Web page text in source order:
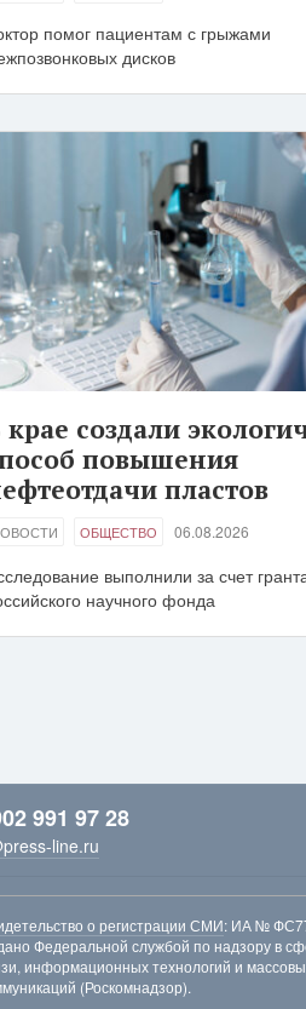
помог пациентам с грыжами
дисков
крае создали
повышения
пластов
ОБЩЕСТВО 06.08.2026
выполнили за счет
научного фонда
991 97 28
line.ru
о регистрации СМИ: ИА №
Федеральной службой по надзору в
информационных технологий и
(Роскомнадзор).